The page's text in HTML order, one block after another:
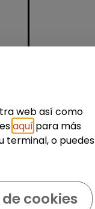
web así como
aquí para más
terminal, o puedes
cookies